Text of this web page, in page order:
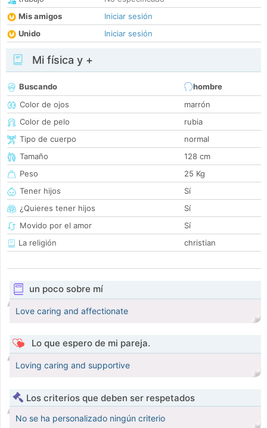
Mis amigos
Iniciar sesión
Unido
Iniciar sesión
Mi física y +
Buscando
hombre
Color de ojos
marrón
Color de pelo
rubia
Tipo de cuerpo
normal
Tamaño
128 cm
Peso
25 Kg
Tener hijos
Sí
¿Quieres tener hijos
Sí
Movido por el amor
Sí
La religión
christian
un poco sobre mí
Love caring and affectionate
Lo que espero de mi pareja.
Loving caring and supportive
Los criterios que deben ser respetados
No se ha personalizado ningún criterio